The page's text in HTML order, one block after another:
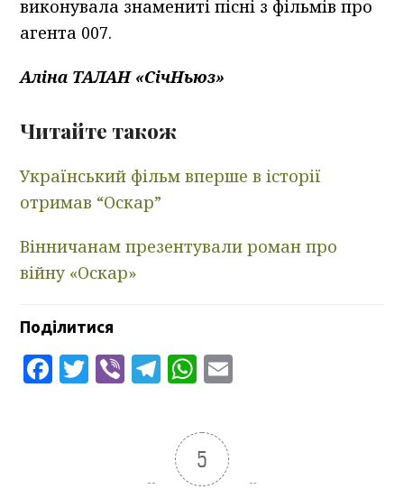
виконувала знамениті пісні з фільмів про
агента 007.
Аліна ТАЛАН «СічНьюз»
Читайте також
Український фільм вперше в історії
отримав “Оскар”
Вінничанам презентували роман про
війну «Оскар»
Поділитися
Facebook
Twitter
ViberTelegram
WhatsApp
5